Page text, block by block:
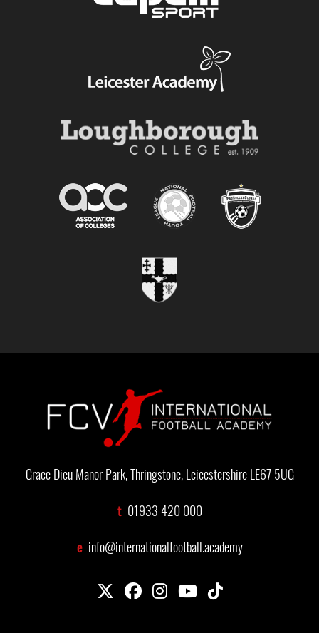
Grace Dieu Manor Park, Thringstone, Leicestershire LE67 5UG
t 01933 420 000
e info@internationalfootball.academy